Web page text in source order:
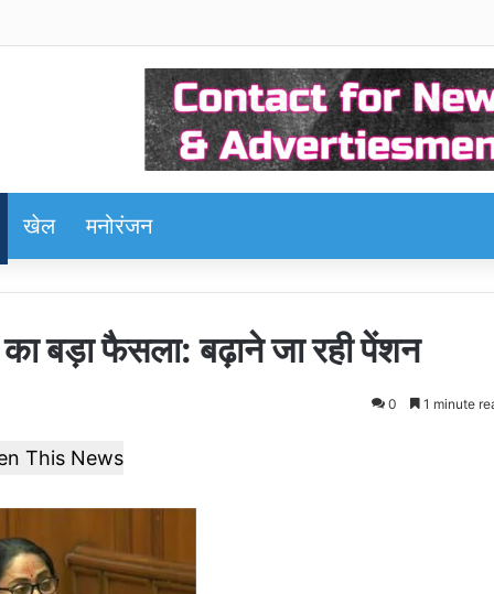
खेल मनोरंजन
का बड़ा फैसला: बढ़ाने जा रही पेंशन
0 1 minute
This News